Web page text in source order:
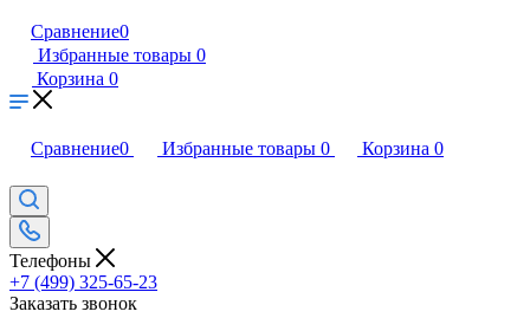
Сравнение0
Избранные товары 0
Корзина 0
Сравнение0 Избранные товары 0 Корзина 0
Телефоны
+7 (499) 325-65-23
Заказать звонок